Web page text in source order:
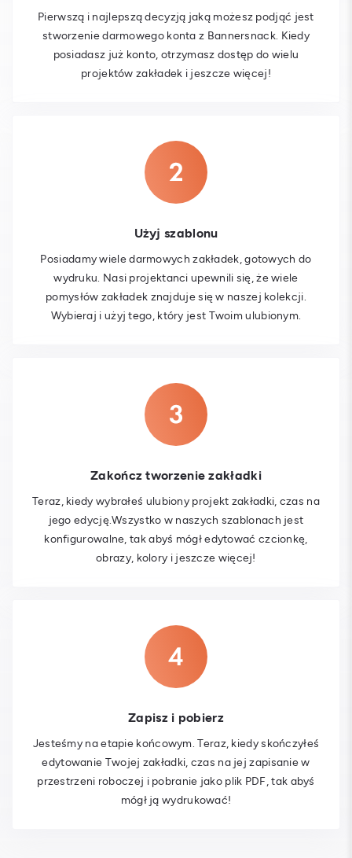
Pierwszą i najlepszą decyzją jaką możesz podjąć jest
stworzenie darmowego konta z Bannersnack. Kiedy
posiadasz już konto, otrzymasz dostęp do wielu
projektów zakładek i jeszcze więcej!
Użyj szablonu
Posiadamy wiele darmowych zakładek, gotowych do
wydruku. Nasi projektanci upewnili się, że wiele
pomysłów zakładek znajduje się w naszej kolekcji.
Wybieraj i użyj tego, który jest Twoim ulubionym.
Zakończ tworzenie zakładki
Teraz, kiedy wybrałeś ulubiony projekt zakładki, czas na
jego edycję.Wszystko w naszych szablonach jest
konfigurowalne, tak abyś mógł edytować czcionkę,
obrazy, kolory i jeszcze więcej!
Zapisz i pobierz
Jesteśmy na etapie końcowym. Teraz, kiedy skończyłeś
edytowanie Twojej zakładki, czas na jej zapisanie w
przestrzeni roboczej i pobranie jako plik PDF, tak abyś
mógł ją wydrukować!